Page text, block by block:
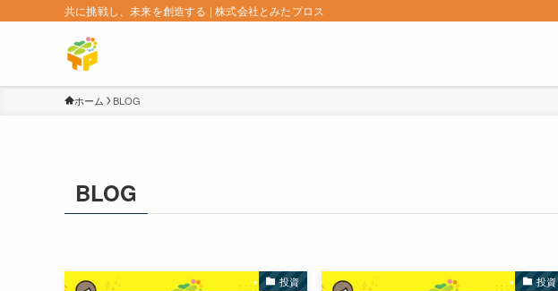
共に挑戦し、未来を創造する | 株式会社とみたプロス
ホーム BLOG
BLOG
投資 投資